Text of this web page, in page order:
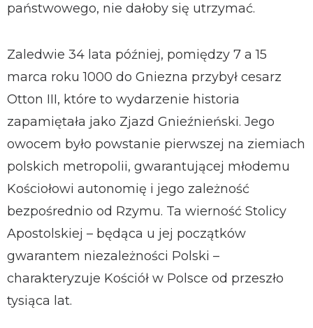
państwowego, nie dałoby się utrzymać.
Zaledwie 34 lata później, pomiędzy 7 a 15
marca roku 1000 do Gniezna przybył cesarz
Otton III, które to wydarzenie historia
zapamiętała jako Zjazd Gnieźnieński. Jego
owocem było powstanie pierwszej na ziemiach
polskich metropolii, gwarantującej młodemu
Kościołowi autonomię i jego zależność
bezpośrednio od Rzymu. Ta wierność Stolicy
Apostolskiej – będąca u jej początków
gwarantem niezależności Polski –
charakteryzuje Kościół w Polsce od przeszło
tysiąca lat.